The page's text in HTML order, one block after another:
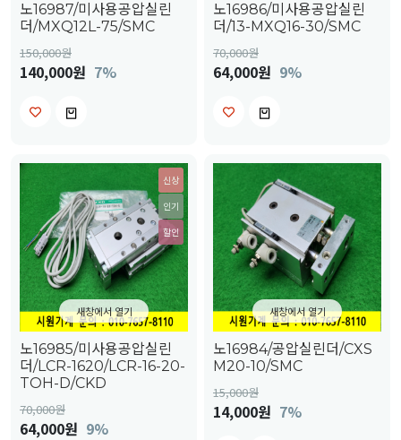
노16987/미사용공압실린
더/MXQ12L-75/SMC
150,000원
140,000원 7%
노16986/미사용공압실린
더/13-MXQ16-30/SMC
70,000원
64,000원 9%
신상
인기
할인
새창에서 열기
노16985/미사용공압실린
더/LCR-1620/LCR-16-20-
TOH-D/CKD
70,000원
64,000원 9%
새창에서 열기
노16984/공압실린더/CXS
M20-10/SMC
15,000원
14,000원 7%